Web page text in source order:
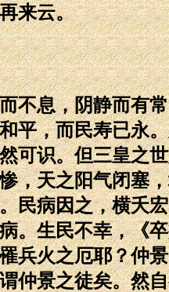
来云。
，阴静而有常
平，而民寿已永
可识。但三皇之
，天之阳气闭塞
民病因之，横夭
。生民不幸，《
兵火之厄耶？仲
仲景之徒矣。然